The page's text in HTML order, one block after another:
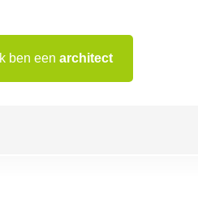
Ik ben een architect